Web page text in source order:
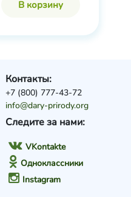
В корзину
Следите за нами:
VKontakte
Одноклассники
Instagram
Контакты:
+7 (800) 777-43-72
info@dary-prirody.org